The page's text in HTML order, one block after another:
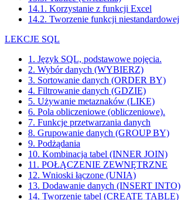
14.1. Korzystanie z funkcji Excel
14.2. Tworzenie funkcji niestandardowej
LEKCJE SQL
1. Język SQL, podstawowe pojęcia.
2. Wybór danych (WYBIERZ)
3. Sortowanie danych (ORDER BY)
4. Filtrowanie danych (GDZIE)
5. Używanie metaznaków (LIKE)
6. Pola obliczeniowe (obliczeniowe).
7. Funkcje przetwarzania danych
8. Grupowanie danych (GROUP BY)
9. Podżądania
10. Kombinacja tabel (INNER JOIN)
11. POŁĄCZENIE ZEWNĘTRZNE
12. Wnioski łączone (UNIA)
13. Dodawanie danych (INSERT INTO)
14. Tworzenie tabel (CREATE TABLE)